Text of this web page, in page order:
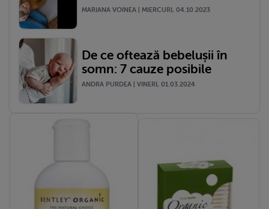
MARIANA VOINEA | MIERCURI, 04.10.2023
De ce oftează bebelușii în
somn: 7 cauze posibile
ANDRA PURDEA | VINERI, 01.03.2024